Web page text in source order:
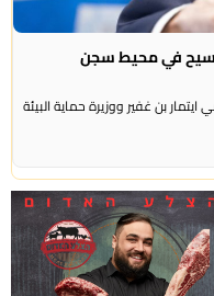
في محيط سجن
بن غفير ووزيرة حماية البيئة